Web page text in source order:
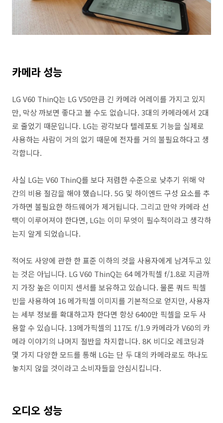
카메라 성능
LG V60 ThinQ는 LG V50만큼 긴 카메라 어레이를 가지고 있지
만, 막상 까보면 좋다고 볼 수도 없습니다. 3대의 카메라에서 2대
로 줄었기 때문입니다. LG는 광각보다 텔레포토 기능을 실제로
사용하는 사람이 거의 없기 때문에 전자를 거의 불필요하다고 생
각합니다.
사실 LG는 V60 ThinQ를 보다 저렴한 수준으로 낮추기 위해 약
간의 비용 절감을 해야 했습니다. 5G 및 하이엔드 구성 요소를 추
가하면 불필요한 하드웨어가 제거됩니다. 그리고 만약 카메라 선
택이 이루어져야 한다면, LG는 이미 무엇이 필수적이라고 생각하
는지 알게 되었습니다.
적어도 사양에 관한 한 표준 이하의 것을 사용자에게 남겨두고 있
는 것은 아닙니다. LG V60 ThinQ는 64 메가픽셀 f/1.8로 지금까
지 가장 높은 이미지 센서를 보유하고 있습니다. 물론 쿼드 픽셀
빈을 사용하여 16 메가픽셀 이미지를 기본적으로 얻지만, 사용자
는 세부 정보를 확대하고자 한다면 항상 6400만 픽셀을 모두 사
용할 수 있습니다. 13메가픽셀의 117도 f/1.9 카메라가 V60의 카
메라 이야기의 나머지 절반을 차지합니다. 8K 비디오 레코딩과
몇 가지 다양한 모드를 통해 LG는 단 두 대의 카메라로도 하나도
놓치지 않을 것이라고 소비자들을 안심시킵니다.
오디오 성능